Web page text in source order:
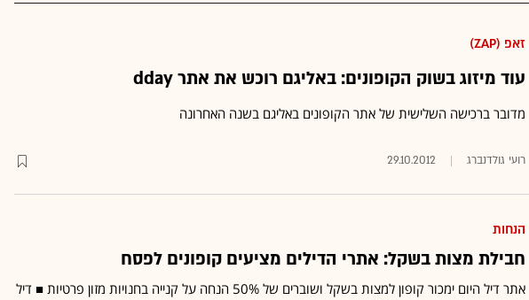
זאפ (ZAP)
עוד מיזוג בשוק הקופונים: באליגם רוכש את אתר dday
מדובר ברכישה השלישית של אתר הקופונים באליגם בשנה האחרונה
רועי גולדנברג 29.10.2012
הנחות
חבילת מצות בשקל: אתרי הדילים מציעים קופונים לפסח
אתר דיל היום ימכור קופון למצות בשקל ושוברים של 50% הנחה על קנייה בחנויות מזון פרטיות ■ דיל